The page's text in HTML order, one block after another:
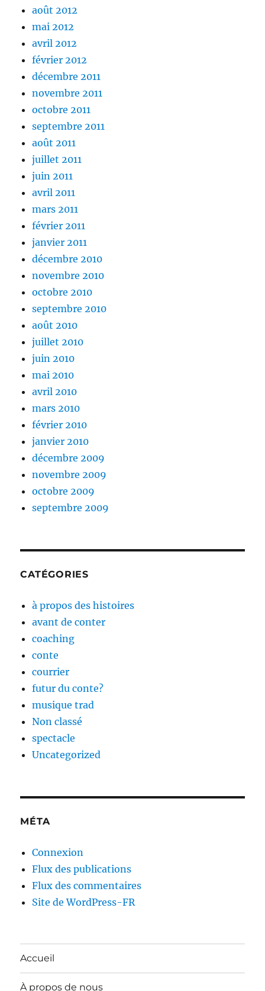
août 2012
mai 2012
avril 2012
février 2012
décembre 2011
novembre 2011
octobre 2011
septembre 2011
août 2011
juillet 2011
juin 2011
avril 2011
mars 2011
février 2011
janvier 2011
décembre 2010
novembre 2010
octobre 2010
septembre 2010
août 2010
juillet 2010
juin 2010
mai 2010
avril 2010
mars 2010
février 2010
janvier 2010
décembre 2009
novembre 2009
octobre 2009
septembre 2009
CATÉGORIES
à propos des histoires
avant de conter
coaching
conte
courrier
futur du conte?
musique trad
Non classé
spectacle
Uncategorized
MÉTA
Connexion
Flux des publications
Flux des commentaires
Site de WordPress-FR
Accueil
À propos de nous